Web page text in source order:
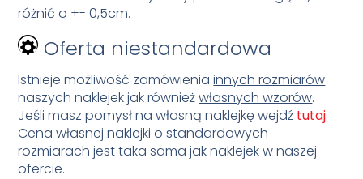
różnić o +- 0,5cm.
Oferta niestandardowa
Istnieje możliwość zamówieniainnych rozmiarów
naszych naklejek jak równieżwłasnych wzorów.
Jeśli masz pomysł na własną naklejkę wejdź tutaj.
Cena własnej naklejki o standardowych
rozmiarach jest taka sama jak naklejek w naszej
ofercie.